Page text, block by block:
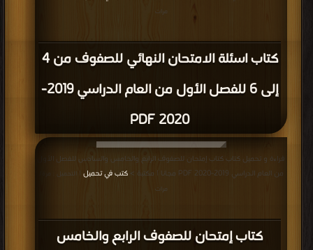
كتاب اسئلة الامتحان النهائي للصفوف من 4
إلى 6 للفصل الأول من العام الدراسي 2019-
2020 PDF
مرات
كتاب إمتحان للصفوف الرابع والخامس
قراءة و تحميل كتاب كتاب إمتحان للصفوف الرابع والخامس والسادس للفصل الأول
من العام الدراسي 2019-2020 PDF مجانا | مكتبة >
كتب في تحميل
| التحميل : مرة/
مرات